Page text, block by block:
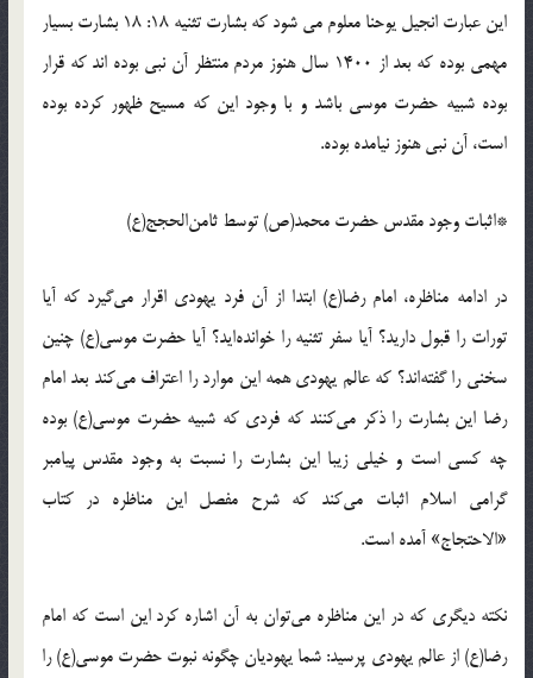
این عبارت انجیل یوحنا معلوم می شود که بشارت تثنیه 18: 18 بشارت بسیار
مهمی بوده که بعد از 1400 سال هنوز مردم منتظر آن نبی بوده اند که قرار
بوده شبیه حضرت موسی باشد و با وجود این که مسیح ظهور کرده بوده
است، آن نبی هنوز نیامده بوده.
*اثبات وجود مقدس حضرت محمد(ص) توسط ثامن‌الحجج(ع)
در ادامه مناظره، امام رضا(ع) ابتدا از آن فرد یهودی اقرار می‌گیرد که آیا
تورات را قبول دارید؟ آیا سفر تثنیه را خوانده‌اید؟ آیا حضرت موسی(ع) چنین
سخنی را گفته‌اند؟ که عالم یهودی همه این موارد را اعتراف می‌کند بعد امام
رضا این بشارت را ذکر می‌کنند که فردی که شبیه حضرت موسی(ع) بوده
چه کسی است و خیلی زیبا این بشارت را نسبت به وجود مقدس پیامبر
گرامی اسلام اثبات می‌کند که شرح مفصل این مناظره در کتاب
«الاحتجاج» آمده است.
نکته دیگری که در این مناظره می‌توان به آن اشاره کرد این است که امام
رضا(ع) از عالم یهودی ‌پرسید: شما یهودیان چگونه نبوت حضرت موسی(ع) را